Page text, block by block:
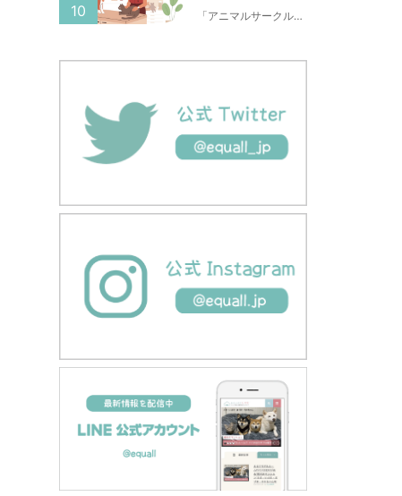
「アニマルサークル」は、簡単な質問に答えることで、自身のウェルビーイングの状態を診断し、ペットとの関係性や生活環境改善のヒントを提供するオンラインサービスです。日々の生活に潜むストレスや孤独感を見える化し、ペットとの生活を通じて、心と体の健康づくりに役立てていただくことを目指しています。
10